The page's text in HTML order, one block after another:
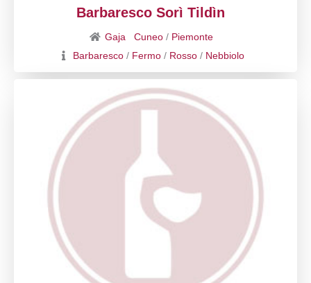
Barbaresco Sorì Tildìn
Gaja Cuneo/ Piemonte
Barbaresco / Fermo / Rosso / Nebbiolo